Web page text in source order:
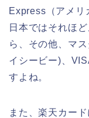
Express（アメリ
日本ではそれほ
ら、その他、マ
イシービー)、
すよね。
また、楽天カー